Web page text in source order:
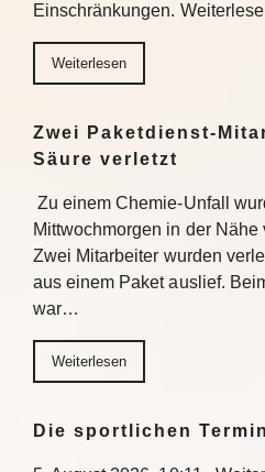
Einschränkungen.
Weiterlesen
Zwei Paketdienst-
Säure verletzt
Zu einem Chemie-Unfall
Mittwochmorgen in der
Zwei Mitarbeiter wurden
aus einem Paket auslief.
war…
Weiterlesen
Die sportlichen